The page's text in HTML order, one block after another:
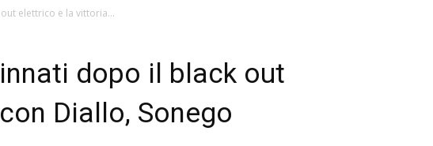
elettrico e la vittoria...
dopo il black out
Diallo, Sonego